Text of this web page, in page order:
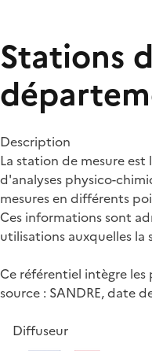
Stations
Description
La station de mesure
d'analyses physico-
mesures en différents
Ces informations sont
utilisations auxquelles
Ce référentiel intègre les
source : SANDRE, date
Diffuseur